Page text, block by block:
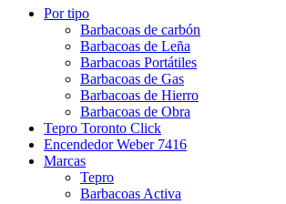
Por tipo
Barbacoas de carbón
Barbacoas de Leña
Barbacoas Portátiles
Barbacoas de Gas
Barbacoas de Hierro
Barbacoas de Obra
Tepro Toronto Click
Encendedor Weber 7416
Marcas
Tepro
Barbacoas Activa